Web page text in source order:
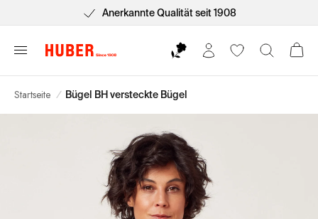
Kostenlose Lieferung ab 75€*
Startseite / Bügel BH versteckte Bügel